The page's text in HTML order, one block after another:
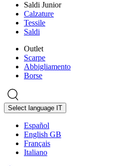
Saldi Junior
Calzature
Tessile
Saldi
Outlet
Scarpe
Abbigliamento
Borse
Select language IT
Español
English GB
Français
Italiano